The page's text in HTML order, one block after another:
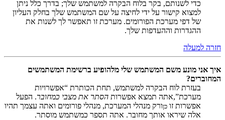
כדי לשנותם, בקר בלוח הבקרה למשתמש שלך; בדרך כלל ניתן
למצוא קישור על ידי לחיצה על שם המשתמש שלך בחלק העליון
של דפי מערכת הפורומים. מערכת זו תאפשר לך לשנות את
ההגדרות וההעדפות שלך.
חזרה למעלה
איך אני מונע משם המשתמש שלי מלהופיע ברשימת המשתמשים
המחוברים?
בעזרת לוח הבקרה למשתמש, תחת הכותרת “אפשרויות
מערכת”,אתה תמצא אפשרות הסתר את מצבי כמחובר. הפעל
אפשרות זו כןורק מנהלי המערכת, מנהלי פורומים ואתה עצמך תהיו
אלה שיראו אותך מחובר. אתה תספר כמשתמש מוסתר.